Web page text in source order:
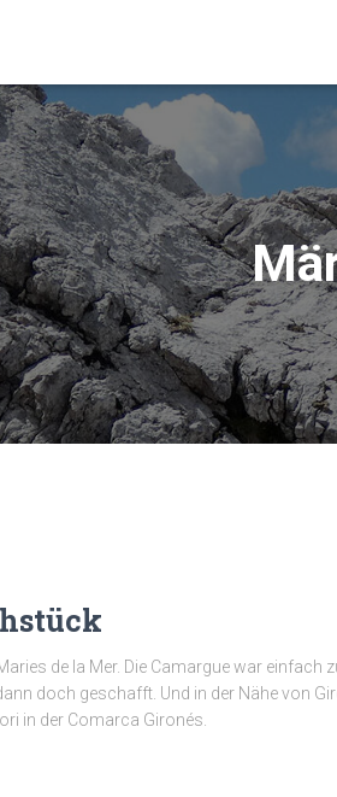
de la Mer. Die Camargue war einfach
doch geschafft. Und in der Nähe von
in der Comarca Gironés.